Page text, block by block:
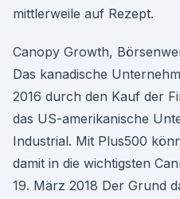
mittlerweile auf Rezept.
Canopy Growth,
Das kanadische
2016 durch den Kauf der
das US-amerikanische
Industrial. Mit Plus500
damit in die wichtigsten
19. März 2018 Der Grund